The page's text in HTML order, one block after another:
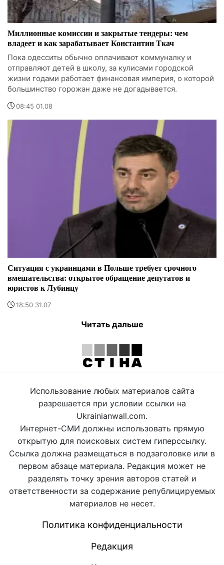
Миллионные комиссии и закрытые тендеры: чем
владеет и как зарабатывает Константин Ткач
Пока одесситы обычно оплачивают коммуналку и
отправляют детей в школу, за кулисами городской
жизни годами работает финансовая империя, о которой
большинство горожан даже не догадывается.
08:45 01.08
Ситуация с украинцами в Польше требует срочного
вмешательства: открытое обращение депутатов и
юристов к Лубинцу
18:50 31.07
Читать дальше
Использование любых материалов сайта
разрешается при условии ссылки на
Ukrainianwall.com.
Интернет-СМИ должны использовать прямую
открытую для поисковых систем гиперссылку.
Ссылка должна размещаться в подзаголовке или в
первом абзаце материала. Редакция может не
разделять точку зрения авторов статей и
ответственности за содержание републицируемых
материалов не несет.
Политика конфиденциальности
Редакция